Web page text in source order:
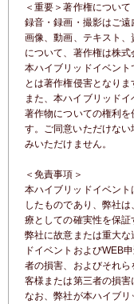
＜重要＞著作権について
録音・録画・撮影はご遠
画像、動画、テキスト
について、著作権は株式
本ハイブリッドイベント
とは著作権侵害となりま
また、本ハイブリッドイ
著作物についての権利
す。 ご同意いただけない
みいただけません。
＜免責事項＞
本ハイブリッドイベント
したものであり、弊社は
療としての確実性を保証
弊社に故意または重大
ドイベント およびWEB
者の損害、
およびそれ
客様または第三者の損害
なお、弊社が本ハイブリ